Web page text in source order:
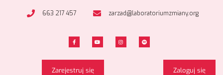
663 217 457 zarzad@laboratoriumzmiany.org
Zarejestruj się Zaloguj się